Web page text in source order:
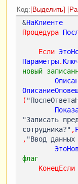
Код Выделить
&НаКлиенте
Процедура
Если
Параметры.
новый
(
"Записать
сотрудника?" ,
, "Ввод данных
флаг
КонецЕсли